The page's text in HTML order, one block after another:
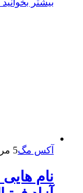
بیشتر بخوانید
آکس مگ5 مرداد, 1405
نام‌